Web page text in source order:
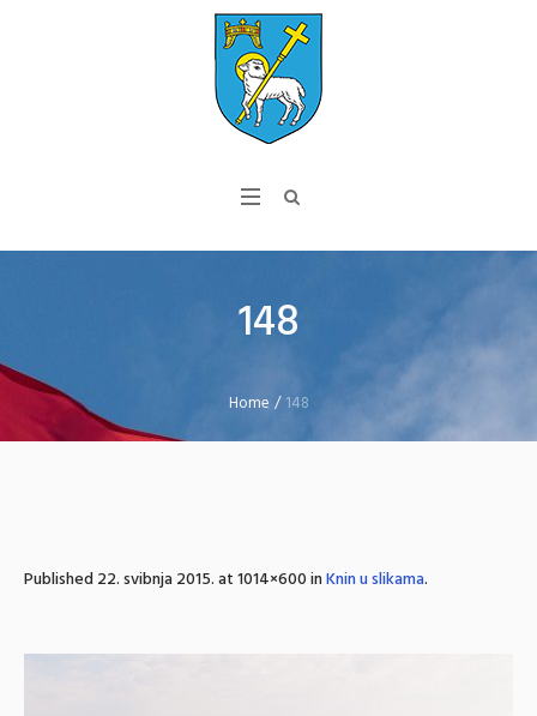
148
Home /148
Published22. svibnja 2015.at 1014×600 inKnin u slikama.